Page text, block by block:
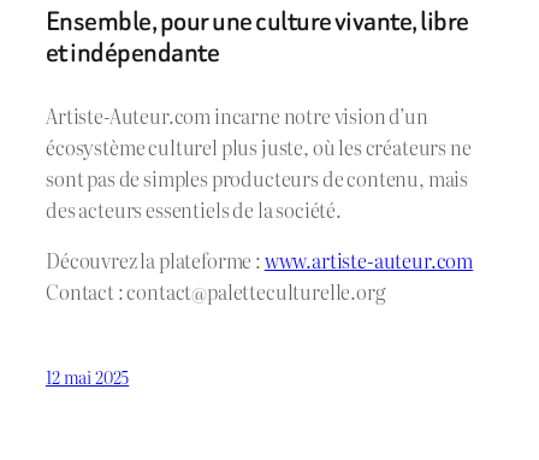
Ensemble, pour une culture vivante, libre
et indépendante
Artiste-Auteur.com incarne notre vision d’un
écosystème culturel plus juste, où les créateurs ne
sont pas de simples producteurs de contenu, mais
des acteurs essentiels de la société.
Découvrez la plateforme :www.artiste-auteur.com
Contact :contact@paletteculturelle.org
12 mai 2025